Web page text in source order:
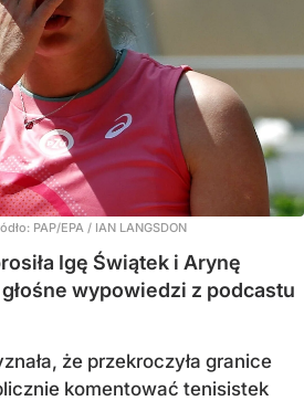
PAP/EPA / IAN LANGSDON
Igę Świątek i Arynę
wypowiedzi z podcastu
że przekroczyła granice
komentować tenisistek